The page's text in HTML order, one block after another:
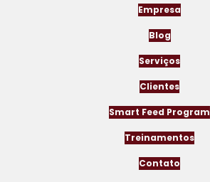
Empresa
Blog
Serviços
Clientes
Smart Feed Program
Treinamentos
Contato